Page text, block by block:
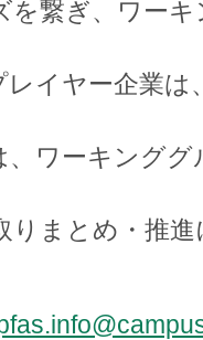
を繋ぎ、ワー
イヤー企業
ワーキング
りまとめ・推